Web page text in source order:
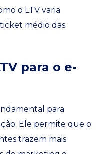
o LTV varia
médio das
para o e-
para
Ele permite que o
trazem mais